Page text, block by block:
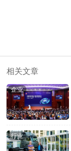
相关文章
企业
行业